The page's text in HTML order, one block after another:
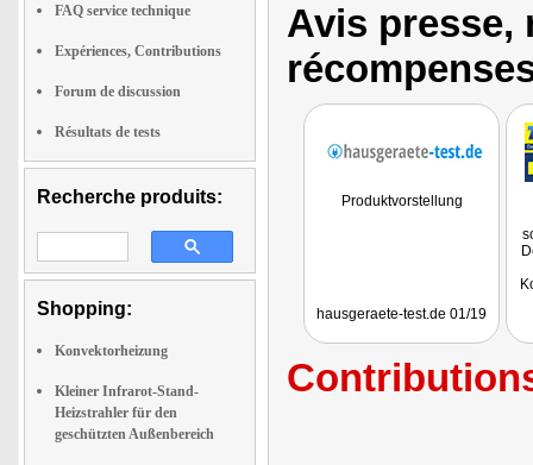
FAQ service technique
Expériences, Contributions
Forum de discussion
Résultats de tests
Recherche produits:
Shopping:
Konvektorheizung
Kleiner Infrarot-Stand-
Heizstrahler für den
geschützten Außenbereich
Avis presse,
Produktvorstellung
hausgeraete-test.de 01/19